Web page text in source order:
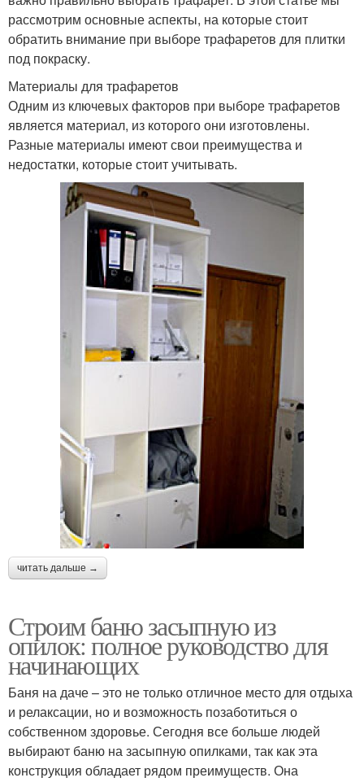
рассмотрим основные аспекты, на которые стоит
обратить внимание при выборе трафаретов для плитки
под покраску.
Материалы для трафаретов
Одним из ключевых факторов при выборе трафаретов
является материал, из которого они изготовлены.
Разные материалы имеют свои преимущества и
недостатки, которые стоит учитывать.
читать дальше →
Строим баню засыпную из
опилок: полное руководство для
начинающих
Баня на даче – это не только отличное место для отдыха
и релаксации, но и возможность позаботиться о
собственном здоровье. Сегодня все больше людей
выбирают баню на засыпную опилками, так как эта
конструкция обладает рядом преимуществ. Она